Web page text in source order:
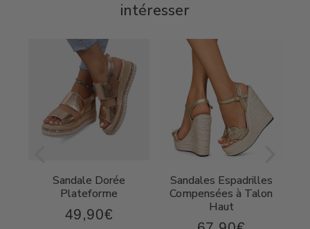
intéresser
Sandale Dorée
Plateforme
Prix
49,90€
Sandales Espadrilles
Compensées à Talon
Haut